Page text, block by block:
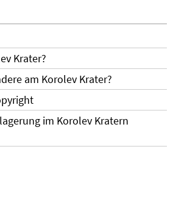
Krater?
am Korolev Krater?
im Korolev Kratern